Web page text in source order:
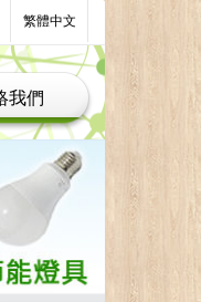
繁體中文
我們